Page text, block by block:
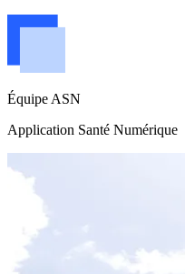
Équipe ASN
Application Santé Numérique